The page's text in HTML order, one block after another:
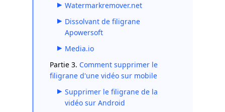
Watermarkremover.net
Dissolvant de filigrane
Apowersoft
Media.io
Partie 3. Comment supprimer le
filigrane d'une vidéo sur mobile
Supprimer le filigrane de la
vidéo sur Android